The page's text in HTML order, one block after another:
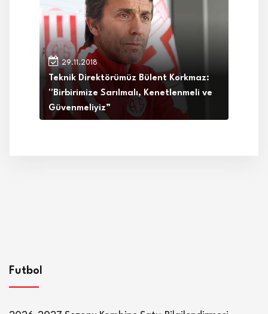
29.11.2018
Teknik Direktörümüz Bülent Korkmaz:
''Birbirimize Sarılmalı, Kenetlenmeli ve
Güvenmeliyiz”
Futbol